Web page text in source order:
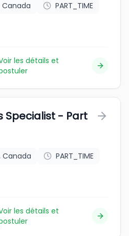
PART_TIME
les détails et
Specialist - Part
Canada
PART_TIME
les détails et